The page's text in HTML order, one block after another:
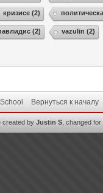
кризисе (2)
(2) vazulin (2)
Вернуться к началу
created by Justin S , changed